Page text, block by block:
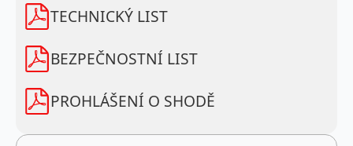
omítek
před
zasolením
množství
TECHNICKÝ LIST
BEZPEČNOSTNÍ LIST
PROHLÁŠENÍ O SHODĚ